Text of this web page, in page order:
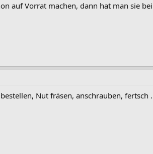
auf Vorrat machen, dann hat man sie
Nut fräsen, anschrauben, fertsch